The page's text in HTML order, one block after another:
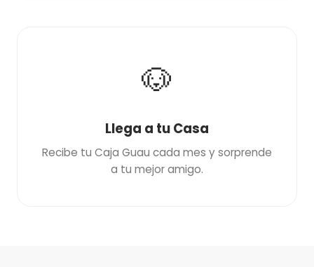
🐶
Llega a tu Casa
Recibe tu Caja Guau cada mes y sorprende
a tu mejor amigo.